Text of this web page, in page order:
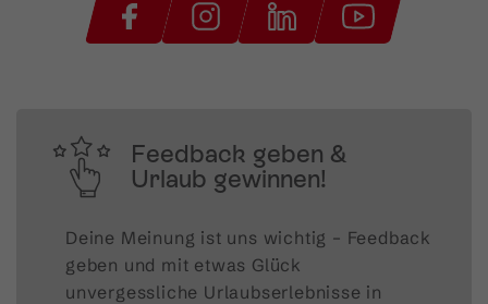
Feedback geben &
Urlaub gewinnen!
Deine Meinung ist uns wichtig – Feedback
geben und mit etwas Glück
unvergessliche Urlaubserlebnisse in